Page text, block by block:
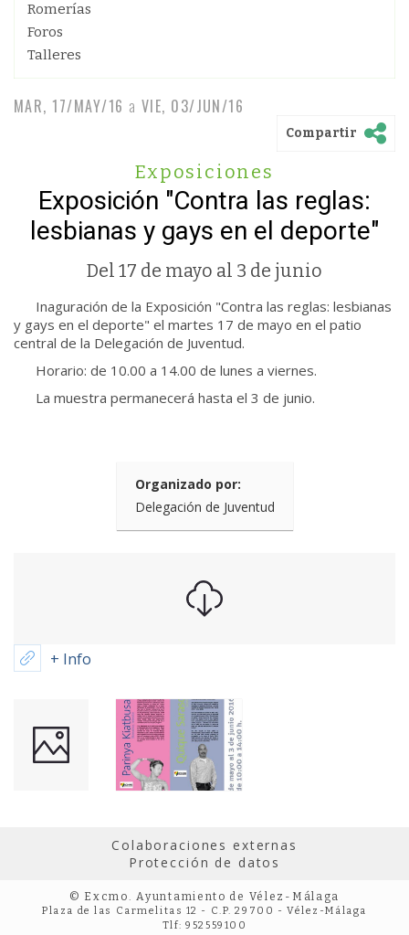
Romerías
Foros
Talleres
MAR, 17/MAY/16 a VIE, 03/JUN/16
Compartir
Exposiciones
Exposición "Contra las reglas:
lesbianas y gays en el deporte"
Del 17 de mayo al 3 de junio
Inaguración de la Exposición "Contra las reglas: lesbianas
y gays en el deporte" el martes 17 de mayo en el patio
central de la Delegación de Juventud.
Horario: de 10.00 a 14.00 de lunes a viernes.
La muestra permanecerá hasta el 3 de junio.
Organizado por:
Delegación de Juventud
+ Info
Colaboraciones externas
Protección de datos
© Excmo. Ayuntamiento de Vélez-Málaga
Plaza de las Carmelitas 12 - C.P. 29700 - Vélez-Málaga
Tlf: 952559100